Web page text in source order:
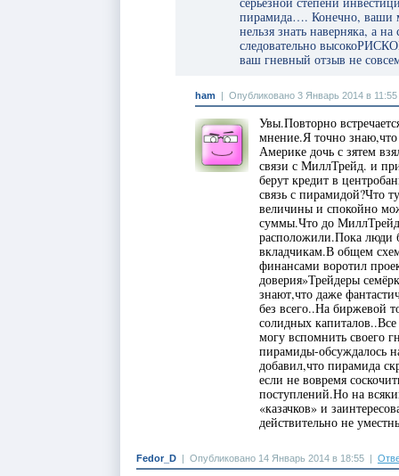
пирамида…. Конечно, ваши
нельзя знать наверняка, а
следовательно
ваш гневный отзыв не
ham Опубликовано 3 Январь 2014 в 11:55
Увы.Повторно
мнение.Я точно
Америке дочь с зятем
связи с МиллТрейд. и
берут кредит в
связь с пирамидой?Что
величины и спокойно
суммы.Что до
расположили.Пока люди
вкладчикам.В общем
финансами воротил
доверия»Трейдеры
знают,что даже
без всего..На биржевой
солидных
могу вспомнить своего
пирамиды-обсуждалось
добавил,что пирамида
если не вовремя
поступлений.Но на
«казачков» и
действительно не
Fedor_D Опубликовано 14 Январь 2014 в 18:55